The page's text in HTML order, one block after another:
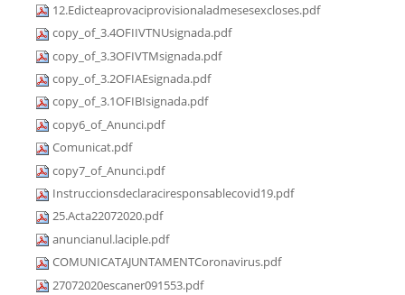
12.Edicteaprovaciprovisionaladmesesexcloses.pdf
copy_of_3.4OFIIVTNUsignada.pdf
copy_of_3.3OFIVTMsignada.pdf
copy_of_3.2OFIAEsignada.pdf
copy_of_3.1OFIBIsignada.pdf
copy6_of_Anunci.pdf
Comunicat.pdf
copy7_of_Anunci.pdf
Instruccionsdeclaraciresponsablecovid19.pdf
25.Acta22072020.pdf
anuncianul.laciple.pdf
COMUNICATAJUNTAMENTCoronavirus.pdf
27072020escaner091553.pdf